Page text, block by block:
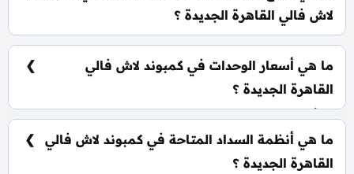
لاش فالي القاهرة الجديدة ؟
يضم الكمبوند مجموعة متنوعة من الوحدات السكنية،
تشمل: شقق سكنية: تبدأ من 68 متر² لوفت: تبدأ من 195
متر²
ما هي أسعار الوحدات في كمبوند لاش فالي
القاهرة الجديدة ؟
تبدأ الأسعار من 5,700,000 جنيه وتختلف حسب نوع
الوحدة والمساحة، كما أن الأسعار قابلة للتغيير حسب
تطورات السوق.
ما هي أنظمة السداد المتاحة في كمبوند لاش فالي
القاهرة الجديدة ؟